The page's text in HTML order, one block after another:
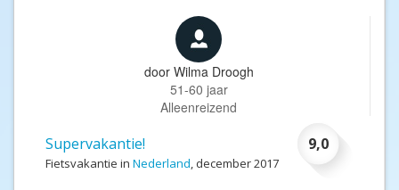
door Wilma Droogh
51-60 jaar
Alleenreizend
9,0
Supervakantie!
Fietsvakantie in Nederland, december 2017